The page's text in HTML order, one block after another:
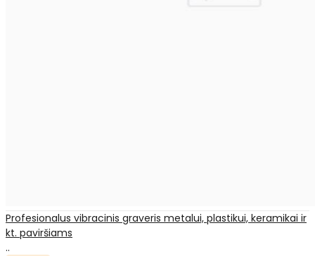
Profesionalus vibracinis graveris metalui, plastikui, keramikai ir
kt. paviršiams
..